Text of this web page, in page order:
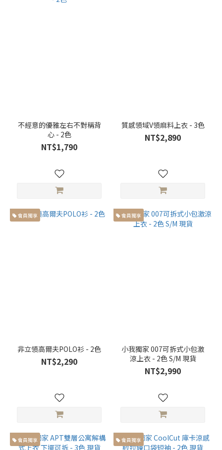
不經意的優雅左右不對稱背
心 - 2色
NT$1,790
質感領域V領麻料上衣 - 3色
NT$2,890
會員獨享
非立領高爾夫POLO衫 - 2色
NT$2,290
會員獨享
小我獨家 007可拆式小包激
涼上衣 - 2色 S/M 現貨
NT$2,990
會員獨享 會員獨享